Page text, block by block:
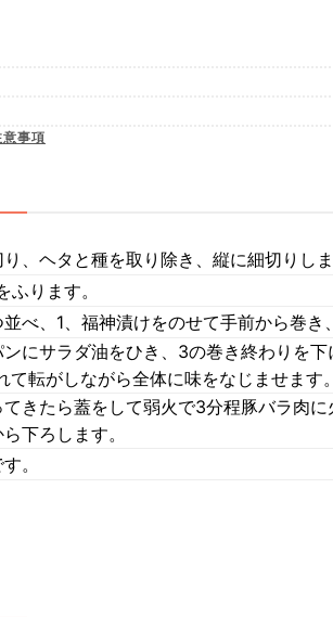
事項
、ヘタと種を取り除き、縦に細切りしま
ります。
べ、1、福神漬けをのせて手前から巻き
にサラダ油をひき、3の巻き終わりを
転がしながら全体に味をなじませます。
きたら蓋をして弱火で3分程豚バラ肉
下ろします。
。